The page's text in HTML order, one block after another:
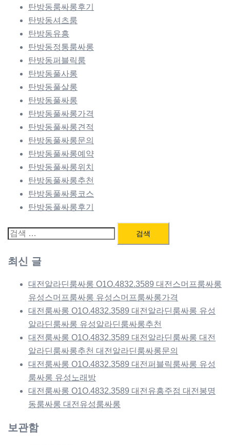
탄방동룸싸롱후기
탄방동셔츠룸
탄방동유흥
탄방동정통룸싸롱
탄방동퍼블릭룸
탄방동풀사롱
탄방동풀살롱
탄방동풀싸롱
탄방동풀싸롱가격
탄방동풀싸롱견적
탄방동풀싸롱문의
탄방동풀싸롱예약
탄방동풀싸롱위치
탄방동풀싸롱추천
탄방동풀싸롱코스
탄방동풀싸롱후기
검
최신 글
대전알라딘룸싸롱 O1O.4832.3589 대전스머프룸싸롱
유성스머프룸싸롱 유성스머프룸싸롱가격
대전룸싸롱 O1O.4832.3589 대전알라딘룸싸롱 유성
알라딘룸싸롱 유성알라딘룸싸롱추천
대전룸싸롱 O1O.4832.3589 대전알라딘룸싸롱 대전
알라딘룸싸롱추천 대전알라딘룸싸롱문의
대전룸싸롱 O1O.4832.3589 대전퍼블릭룸싸롱 유성
룸싸롱 유성노래방
대전룸싸롱 O1O.4832.3589 대전유흥주점 대전봉명
동룸싸롱 대전유성룸싸롱
보관함